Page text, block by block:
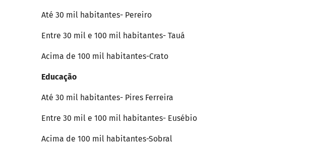
Até 30 mil habitantes- Pereiro
Entre 30 mil e 100 mil habitantes- Tauá
Acima de 100 mil habitantes-Crato
Educação
Até 30 mil habitantes- Pires Ferreira
Entre 30 mil e 100 mil habitantes- Eusébio
Acima de 100 mil habitantes-Sobral